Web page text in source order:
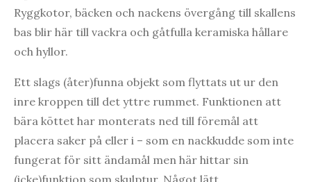
Ryggkotor, bäcken och nackens övergång till skallens
bas blir här till vackra och gåtfulla keramiska hållare
och hyllor.
Ett slags (åter)funna objekt som flyttats ut ur den
inre kroppen till det yttre rummet. Funktionen att
bära köttet har monterats ned till föremål att
placera saker på eller i – som en nackkudde som inte
fungerat för sitt ändamål men här hittar sin
(icke)funktion som skulptur. Något lätt